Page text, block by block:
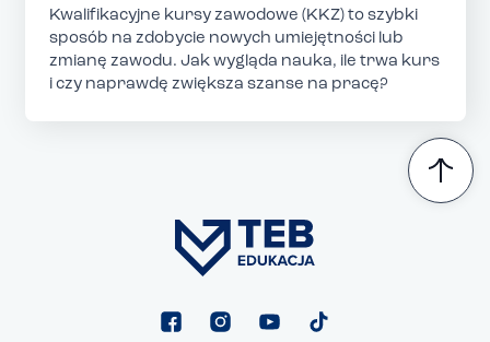
Kwalifikacyjne kursy zawodowe (KKZ) to szybki
sposób na zdobycie nowych umiejętności lub
zmianę zawodu. Jak wygląda nauka, ile trwa kurs
i czy naprawdę zwiększa szanse na pracę?